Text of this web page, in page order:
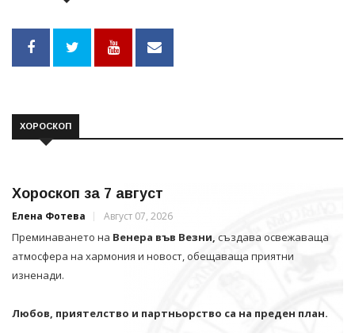
ХОРОСКОП
Хороскоп за 7 август
Елена Фотева Август 07, 2026
Преминаването на Венера във Везни, създава освежаваща
атмосфера на хармония и новост, обещаваща приятни
изненади.
Любов, приятелство и партньорство са на преден план.